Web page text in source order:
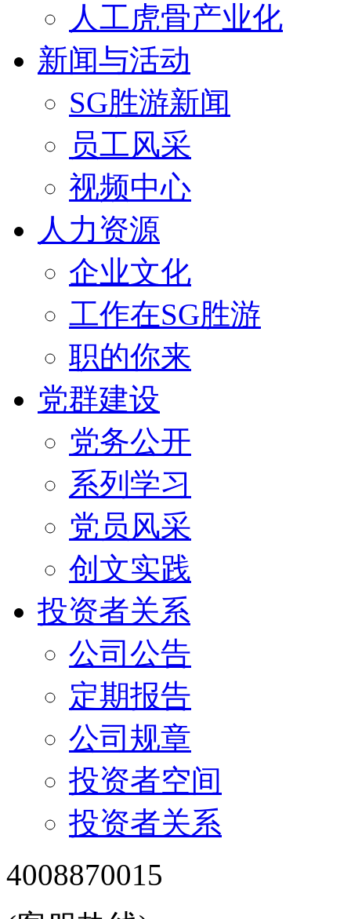
人工虎骨产业化
新闻与活动
SG胜游新闻
员工风采
视频中心
人力资源
企业文化
工作在SG胜游
职的你来
党群建设
党务公开
系列学习
党员风采
创文实践
投资者关系
公司公告
定期报告
公司规章
投资者空间
投资者关系
4008870015